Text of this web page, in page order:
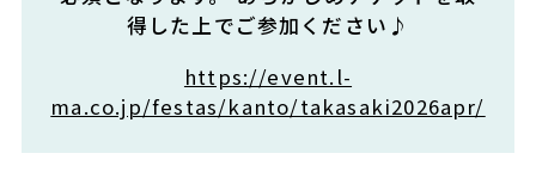
得した上でご参加ください♪
https://event.l-
ma.co.jp/festas/kanto/takasaki2026apr/